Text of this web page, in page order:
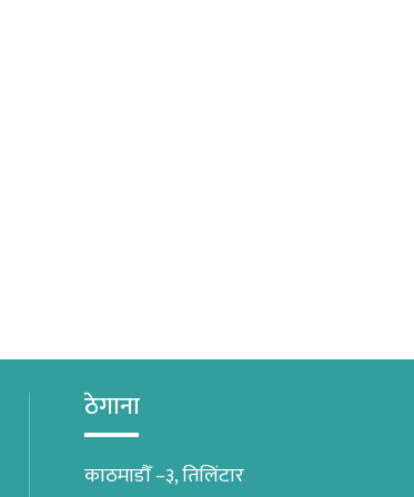
ठेगाना
काठमाडौँ –३, तिलिंटार